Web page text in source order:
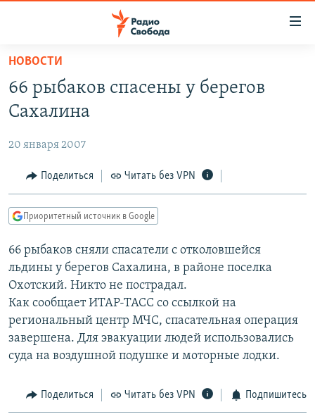
упрощенного
доступа
Вернуться
основному
Вернутся
главной
навигации
Вернутся
поиску
ПРОГРАММЫ
ПОДКАСТЫ
ЦИТАТЫ СВОБОДЫ
МНЕНИЯ
IDEL.РЕАЛИИ
КАВКАЗ.РЕАЛИИ
СЕВЕР.РЕАЛИИ
СИБИРЬ.РЕАЛИИ
РАСПИСАНИЕ ВЕЩАНИЯ
ПОДПИШИТЕСЬ НА РАССЫЛКУ
СОЦИАЛЬНЫЕ СЕТИ
НОВОСТИ
66 рыбаков спасены у берегов
Сахалина
20 января 2007
Поделиться Читать без VPN
Приоритетный источник в Google
66 рыбаков сняли спасатели с отколовшейся
льдины у берегов Сахалина, в районе поселка
Охотский. Никто не пострадал.
Как сообщает ИТАР-ТАСС со ссылкой на
региональный центр МЧС, спасательная операция
завершена. Для эвакуации людей использовались
суда на воздушной подушке и моторные лодки.
Поделиться Читать без VPN Подпишитесь